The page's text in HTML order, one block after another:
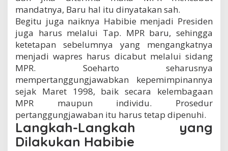
mandatnya, Baru hal itu dinyatakan sah.
Begitu juga naiknya Habibie menjadi Presiden
juga harus melalui Tap. MPR baru, sehingga
ketetapan sebelumnya yang mengangkatnya
menjadi wapres harus dicabut melalui sidang
MPR. Soeharto seharusnya
mempertanggungjawabkan kepemimpinannya
sejak Maret 1998, baik secara kelembagaan
MPR maupun individu. Prosedur
pertanggungjawaban itu harus tetap dipenuhi.
Langkah-Langkah yang
Dilakukan Habibie